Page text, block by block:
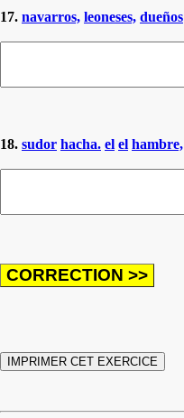
17. navarros, leoneses, dueños
18. sudor hacha. el el hambre,